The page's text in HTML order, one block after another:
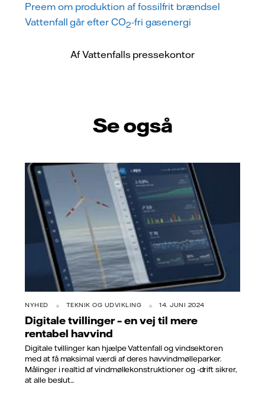
Preem om produktion af fossilfrit brændsel
Vattenfall går efter CO2-fri gasenergi
Af Vattenfalls pressekontor
Se også
NYHED TEKNIK OG UDVIKLING 14. JUNI 2024
Digitale tvillinger – en vej til mere
rentabel havvind
Digitale tvillinger kan hjælpe Vattenfall og vindsektoren
med at få maksimal værdi af deres havvindmølleparker.
Målinger i realtid af vindmøllekonstruktioner og -drift sikrer,
at alle beslut...